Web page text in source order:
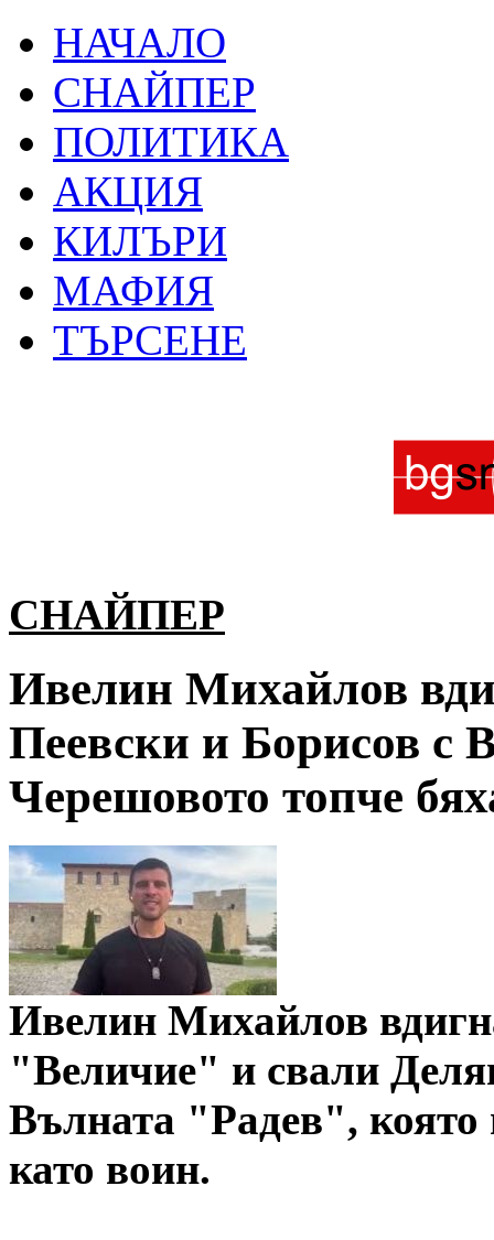
НАЧАЛО
СНАЙПЕР
ПОЛИТИКА
АКЦИЯ
КИЛЪРИ
МАФИЯ
ТЪРСЕНЕ
СНАЙПЕР
Ивелин Михайлов
Пеевски и Борисов с
Черешовото топче
Ивелин Михайлов
"Величие" и свали
Вълната "Радев", която
като воин.